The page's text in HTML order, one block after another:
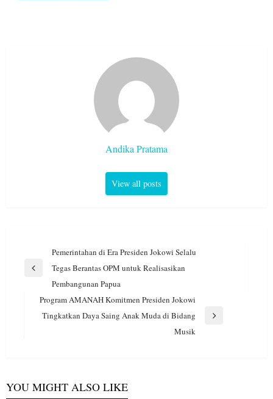
Andika Pratama
View all posts
Navigasi
pos
Pemerintahan di Era Presiden Jokowi Selalu
Tegas Berantas OPM untuk Realisasikan
Pembangunan Papua
Program AMANAH Komitmen Presiden Jokowi
Tingkatkan Daya Saing Anak Muda di Bidang
Musik
YOU MIGHT ALSO LIKE